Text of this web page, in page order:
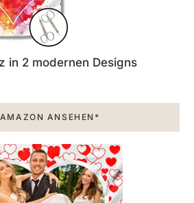
in 2 modernen Designs
ANSEHEN*